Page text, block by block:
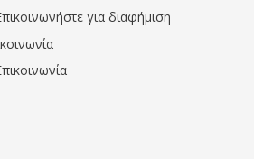
για διαφήμιση